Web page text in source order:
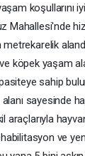
koşullarını
Mahallesi'nde
metrekarelik
köpek yaşam
sahip
sayesinde
ve